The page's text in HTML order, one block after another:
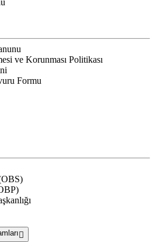
ve Korunması Politikası
Formu